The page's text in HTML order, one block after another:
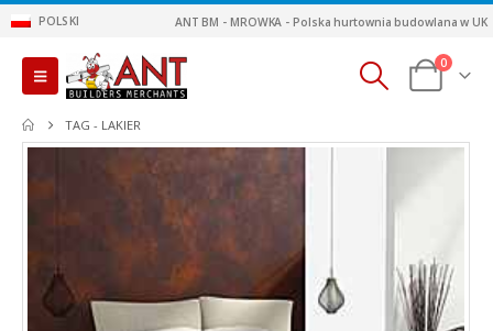
POLSKI ANT BM - MROWKA - Polska hurtownia budowlana w UK
0
TAG - LAKIER